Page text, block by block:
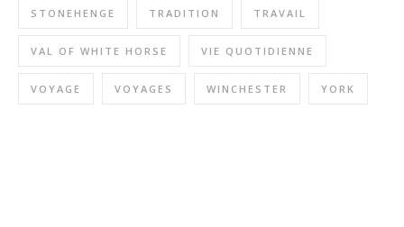
STONEHENGE TRADITION TRAVAIL
VAL OF WHITE HORSE VIE QUOTIDIENNE
VOYAGE VOYAGES WINCHESTER YORK